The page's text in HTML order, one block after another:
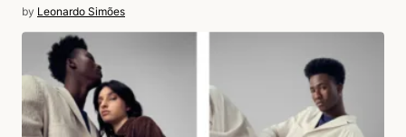
by Leonardo Simões